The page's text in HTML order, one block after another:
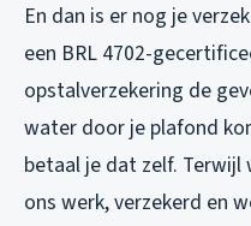
En dan is er nog je
een BRL 4702-
opstalverzekering de
water door je plafond
betaal je dat zelf. Terwijl
ons werk, verzekerd en